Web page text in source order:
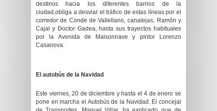
destinos hacia los diferentes barrios de la
ciudad,obliga a desviar el tráfico de estas líneas por el
corredor de Conde de Vallellano, canalejas, Ramón y
Cajal y Doctor Gadea, hasta sus trayectos habituales
por la Avenida de Maisonnave y pintor Lorenzo
Casanova.
El autobús de la Navidad
Este viernes, 20 de diciembre y hasta el 4 de enero se
pone en marcha el Autobús de la Navidad. El concejal